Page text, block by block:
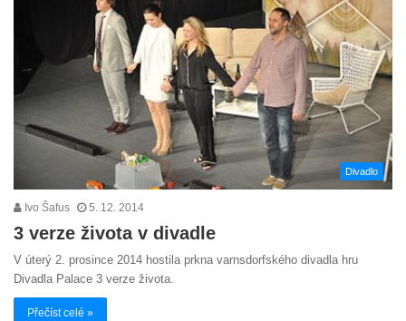
Divadlo
Ivo Šafus 5. 12. 2014
3 verze života v divadle
V úterý 2. prosince 2014 hostila prkna varnsdorfského divadla hru
Divadla Palace 3 verze života.
Přečíst celé »